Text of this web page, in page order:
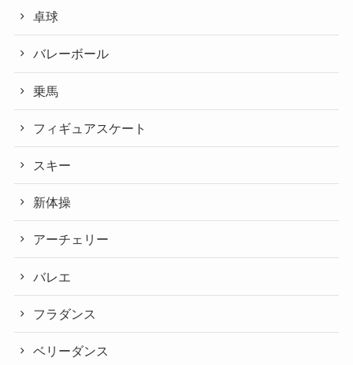
卓球
バレーボール
乗馬
フィギュアスケート
スキー
新体操
アーチェリー
バレエ
フラダンス
ベリーダンス